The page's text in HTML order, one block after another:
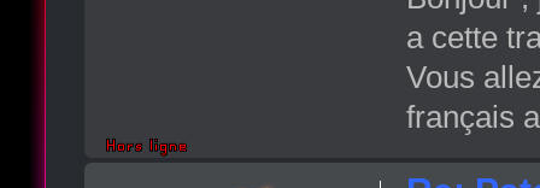
a cette
Vous
français